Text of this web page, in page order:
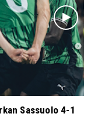
Sassuolo 4-1